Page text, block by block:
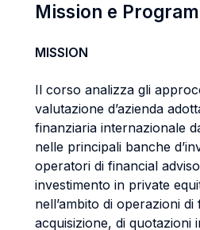
Mission e
MISSION
Il corso analizza gli
valutazione d’azienda
finanziaria internazionale
nelle principali banche
operatori di financial
investimento in private
nell’ambito di operazioni di
acquisizione, di quotazioni